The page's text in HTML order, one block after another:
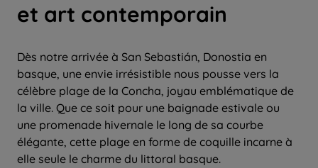
et art contemporain
Dès notre arrivée à San Sebastián, Donostia en
basque, une envie irrésistible nous pousse vers la
célèbre plage de la Concha, joyau emblématique de
la ville. Que ce soit pour une baignade estivale ou
une promenade hivernale le long de sa courbe
élégante, cette plage en forme de coquille incarne à
elle seule le charme du littoral basque.